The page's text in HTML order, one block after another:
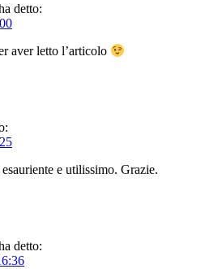
detto:
aver letto l’articolo
e utilissimo. Grazie.
detto: